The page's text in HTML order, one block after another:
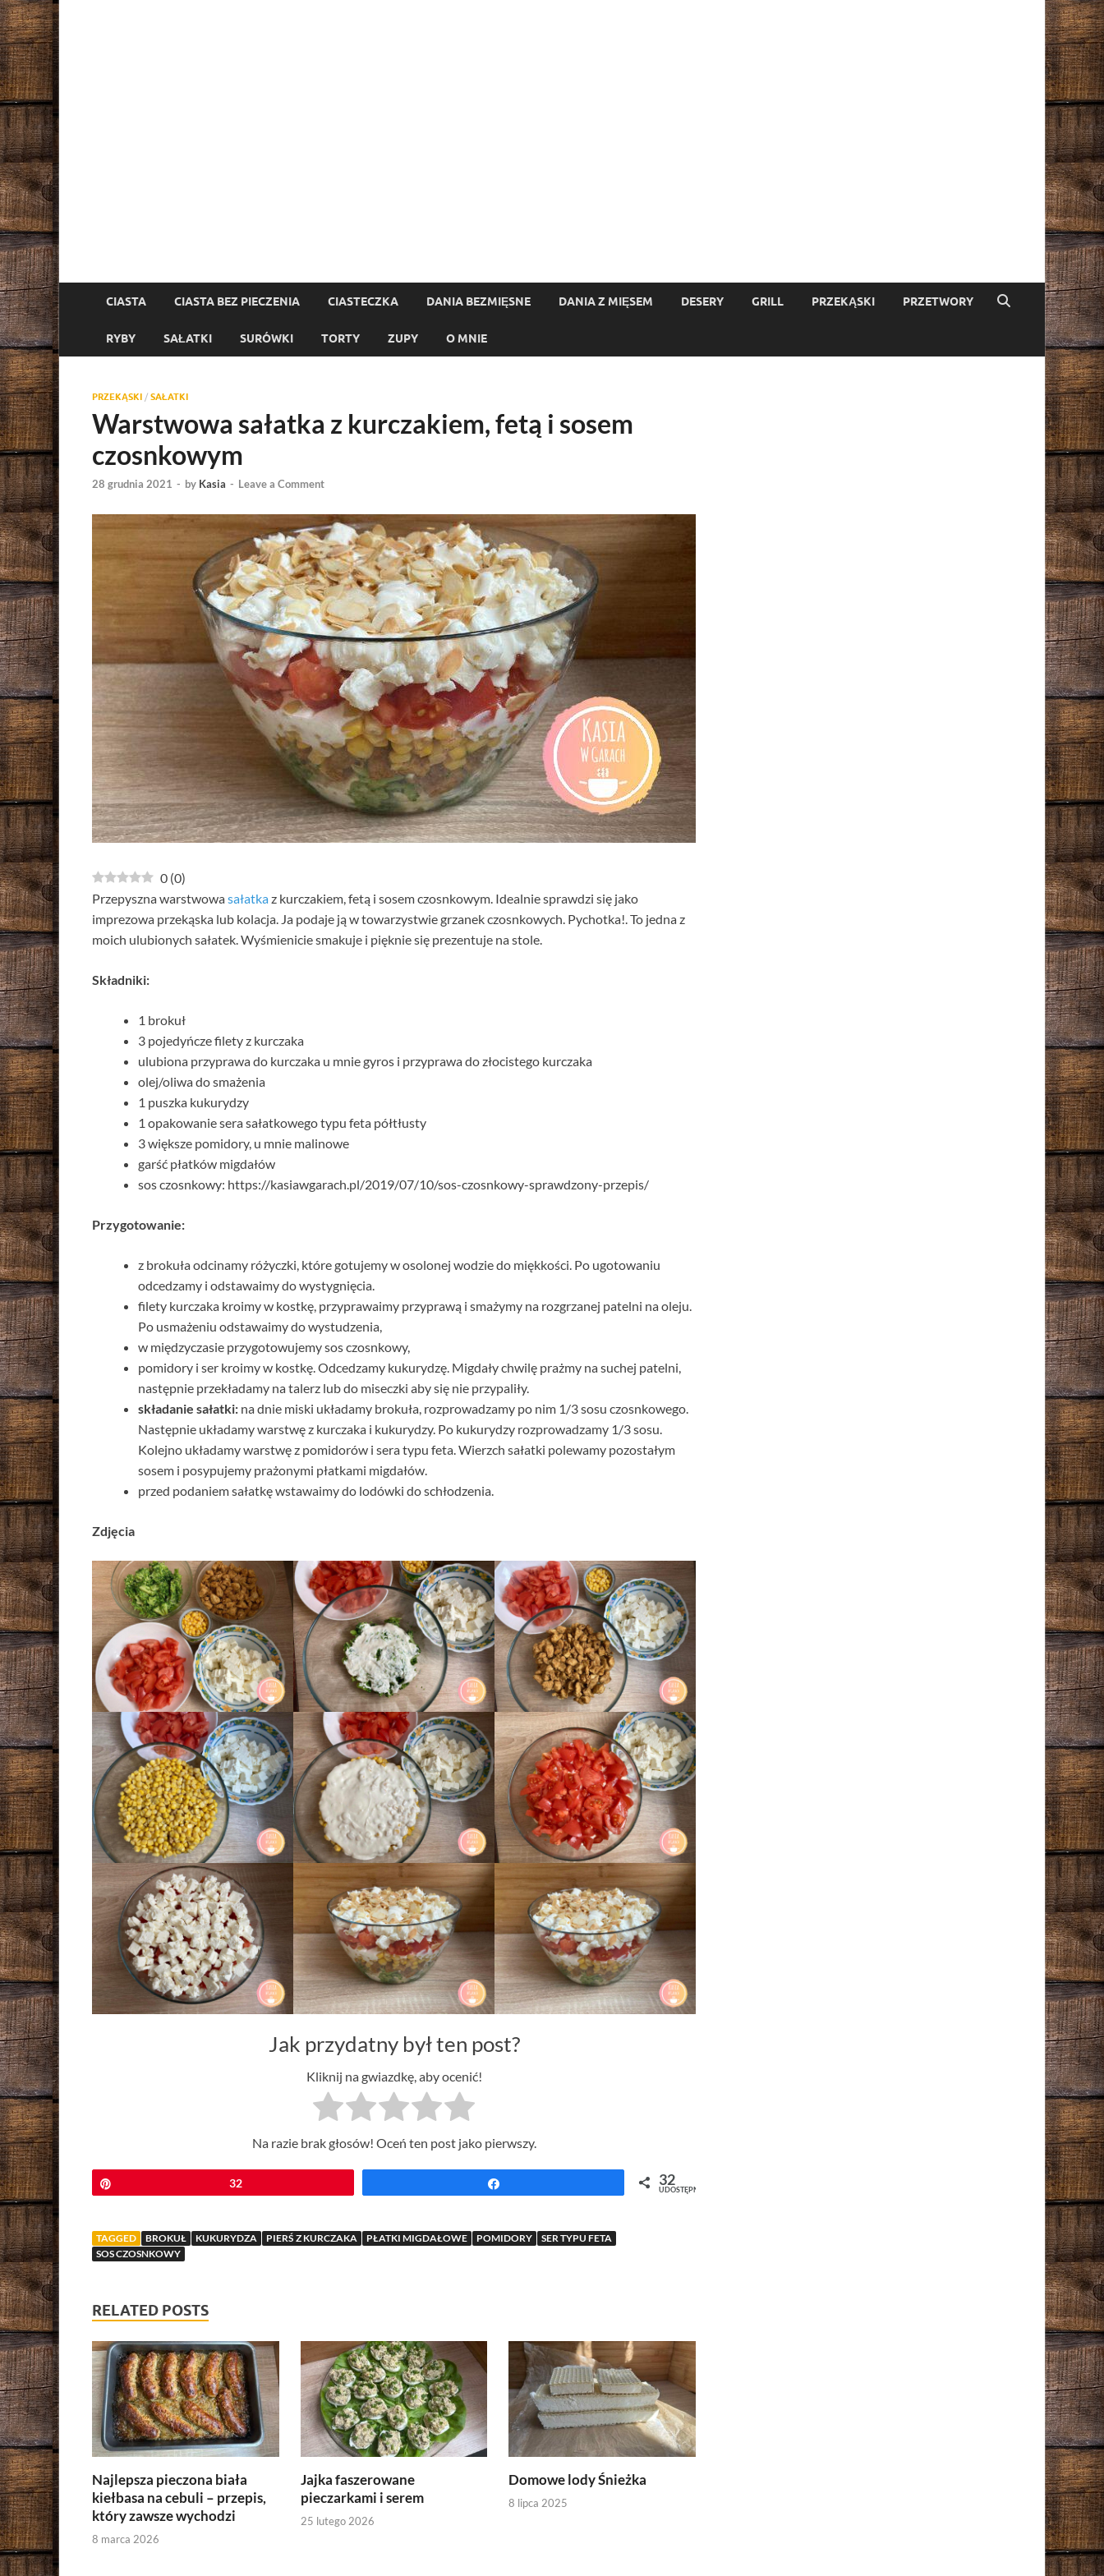
CIASTA CIASTA BEZ PIECZENIA CIASTECZKA DANIA BEZMIĘSNE DANIA Z MIĘSEM DESERY GRILL PRZEKĄSKI PRZETWORY
RYBY SAŁATKI SURÓWKI TORTY ZUPY O MNIE
PRZEKĄSKI / SAŁATKI
Warstwowa sałatka z kurczakiem, fetą i sosem
czosnkowym
28 grudnia 2021 - by Kasia - Leave a Comment
0 (0)
Przepyszna warstwowasałatkaz kurczakiem, fetą i sosem czosnkowym. Idealnie sprawdzi się jako
imprezowa przekąska lub kolacja. Ja podaje ją w towarzystwie grzanek czosnkowych. Pychotka!. To jedna z
moich ulubionych sałatek. Wyśmienicie smakuje i pięknie się prezentuje na stole.
Składniki:
1 brokuł
3 pojedyńcze filety z kurczaka
ulubiona przyprawa do kurczaka u mnie gyros i przyprawa do złocistego kurczaka
olej/oliwa do smażenia
1 puszka kukurydzy
1 opakowanie sera sałatkowego typu feta półtłusty
3 większe pomidory, u mnie malinowe
garść płatków migdałów
sos czosnkowy: https://kasiawgarach.pl/2019/07/10/sos-czosnkowy-sprawdzony-przepis/
Przygotowanie:
z brokuła odcinamy różyczki, które gotujemy w osolonej wodzie do miękkości. Po ugotowaniu
odcedzamy i odstawaimy do wystygnięcia.
filety kurczaka kroimy w kostkę, przyprawaimy przyprawą i smażymy na rozgrzanej patelni na oleju.
Po usmażeniu odstawaimy do wystudzenia,
w międzyczasie przygotowujemy sos czosnkowy,
pomidory i ser kroimy w kostkę. Odcedzamy kukurydzę. Migdały chwilę prażmy na suchej patelni,
następnie przekładamy na talerz lub do miseczki aby się nie przypaliły.
składanie sałatki: na dnie miski układamy brokuła, rozprowadzamy po nim 1/3 sosu czosnkowego.
Następnie układamy warstwę z kurczaka i kukurydzy. Po kukurydzy rozprowadzamy 1/3 sosu.
Kolejno układamy warstwę z pomidorów i sera typu feta. Wierzch sałatki polewamy pozostałym
sosem i posypujemy prażonymi płatkami migdałów.
przed podaniem sałatkę wstawaimy do lodówki do schłodzenia.
Zdjęcia
Jak przydatny był ten post?
Kliknij na gwiazdkę, aby ocenić!
Na razie brak głosów! Oceń ten post jako pierwszy.
32 32
UDOSTĘPNIEŃ
TAGGED BROKUŁ KUKURYDZA PIERŚ Z KURCZAKA PŁATKI MIGDAŁOWE POMIDORY
SER TYPU FETA
SOS CZOSNKOWY
RELATED POSTS
Najlepsza pieczona biała
kiełbasa na cebuli – przepis,
który zawsze wychodzi
8 marca 2026
Jajka faszerowane
pieczarkami i serem
25 lutego 2026
Domowe lody Śnieżka
8 lipca 2025